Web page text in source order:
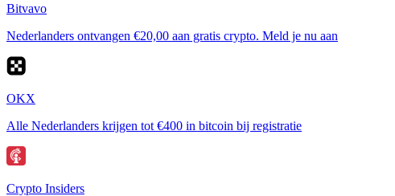
Bitvavo
Nederlanders ontvangen €20,00 aan gratis crypto. Meld je nu aan
OKX
Alle Nederlanders krijgen tot €400 in bitcoin bij registratie
Crypto Insiders